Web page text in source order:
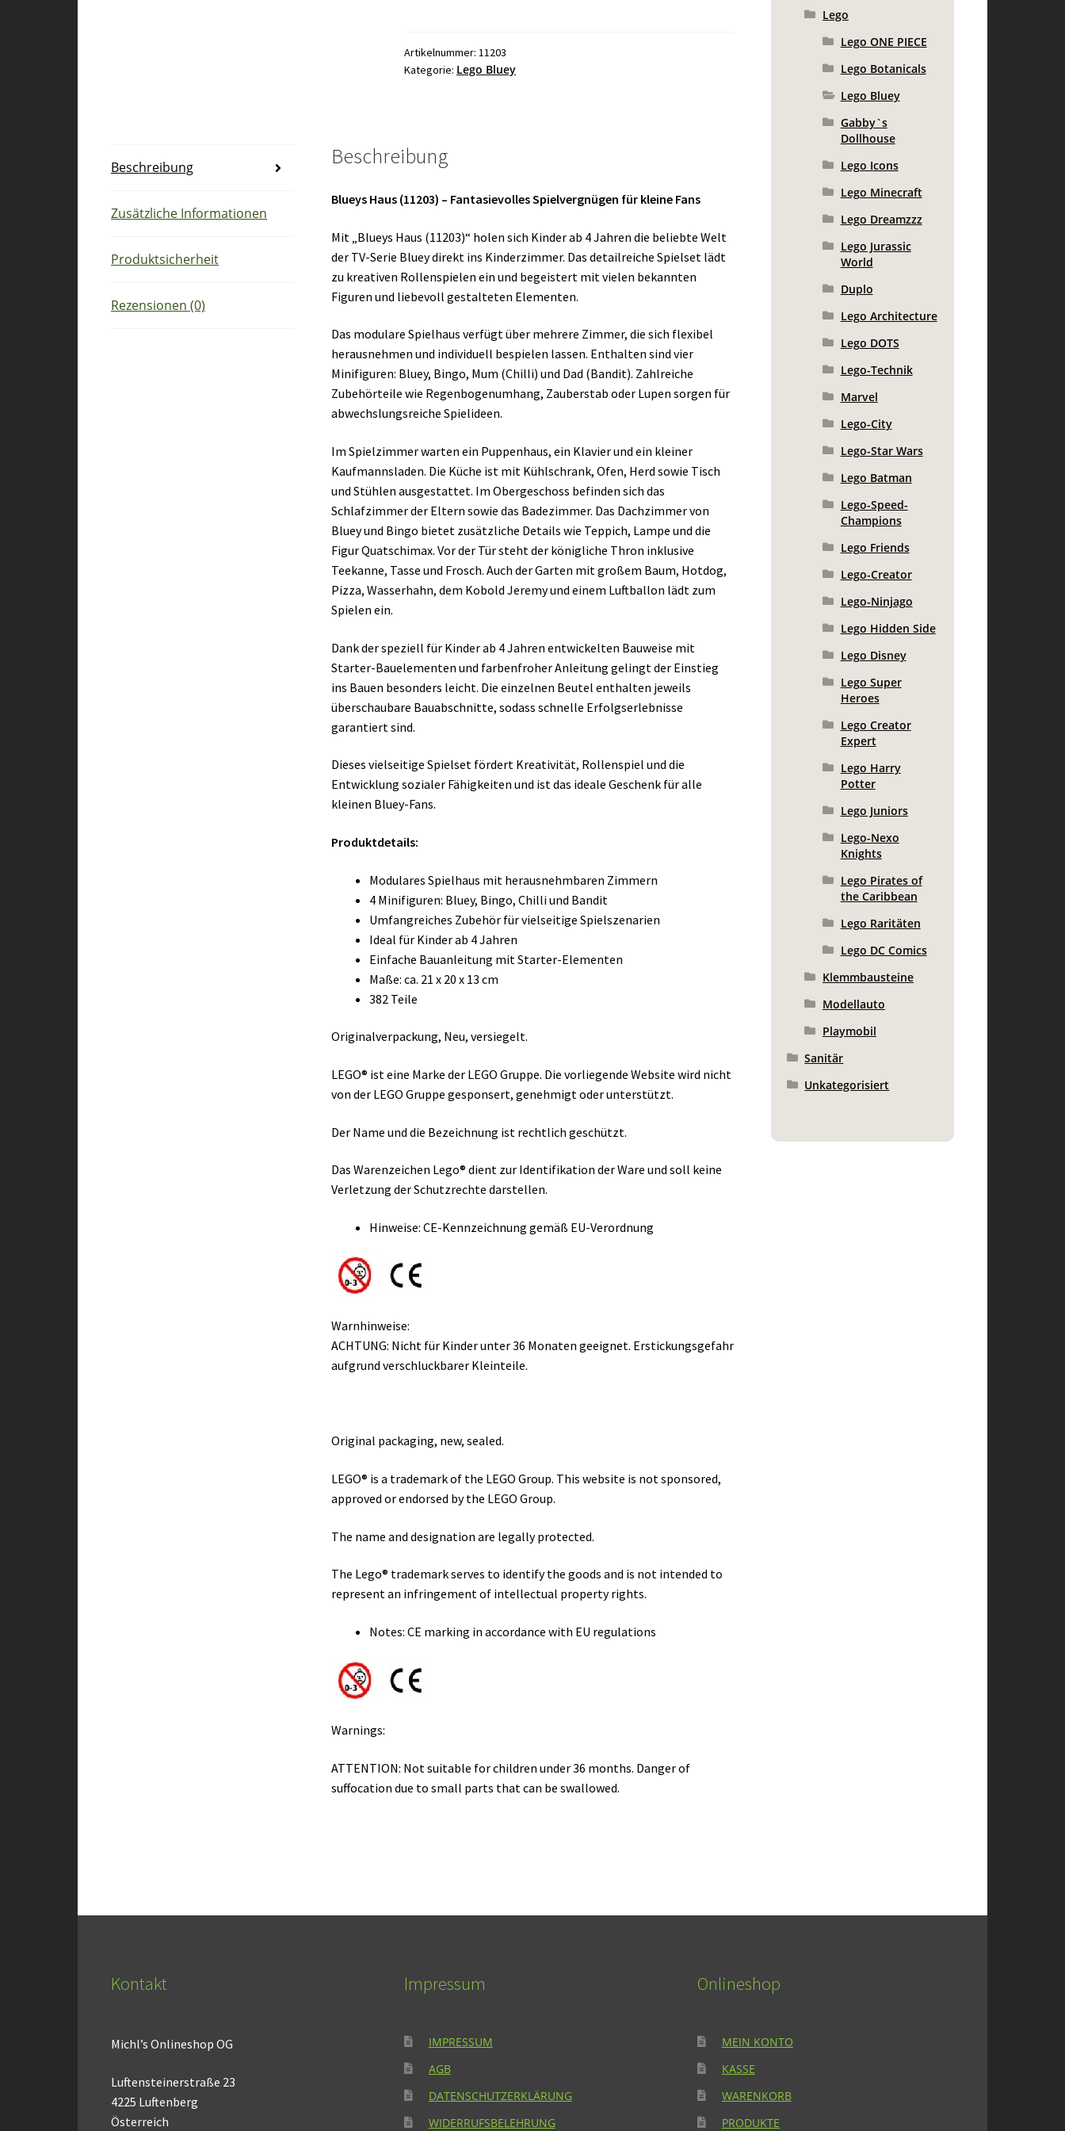
Haus
Menge
Artikelnummer: 11203
Kategorie: Lego Bluey
Beschreibung
Zusätzliche Informationen
Produktsicherheit
Rezensionen (0)
Beschreibung
Blueys Haus (11203) – Fantasievolles Spielvergnügen für kleine Fans
Mit „Blueys Haus (11203)“ holen sich Kinder ab 4 Jahren die beliebte Welt
der TV-Serie Bluey direkt ins Kinderzimmer. Das detailreiche Spielset lädt
zu kreativen Rollenspielen ein und begeistert mit vielen bekannten
Figuren und liebevoll gestalteten Elementen.
Das modulare Spielhaus verfügt über mehrere Zimmer, die sich flexibel
herausnehmen und individuell bespielen lassen. Enthalten sind vier
Minifiguren: Bluey, Bingo, Mum (Chilli) und Dad (Bandit). Zahlreiche
Zubehörteile wie Regenbogenumhang, Zauberstab oder Lupen sorgen für
abwechslungsreiche Spielideen.
Im Spielzimmer warten ein Puppenhaus, ein Klavier und ein kleiner
Kaufmannsladen. Die Küche ist mit Kühlschrank, Ofen, Herd sowie Tisch
und Stühlen ausgestattet. Im Obergeschoss befinden sich das
Schlafzimmer der Eltern sowie das Badezimmer. Das Dachzimmer von
Bluey und Bingo bietet zusätzliche Details wie Teppich, Lampe und die
Figur Quatschimax. Vor der Tür steht der königliche Thron inklusive
Teekanne, Tasse und Frosch. Auch der Garten mit großem Baum, Hotdog,
Pizza, Wasserhahn, dem Kobold Jeremy und einem Luftballon lädt zum
Spielen ein.
Dank der speziell für Kinder ab 4 Jahren entwickelten Bauweise mit
Starter-Bauelementen und farbenfroher Anleitung gelingt der Einstieg
ins Bauen besonders leicht. Die einzelnen Beutel enthalten jeweils
überschaubare Bauabschnitte, sodass schnelle Erfolgserlebnisse
garantiert sind.
Dieses vielseitige Spielset fördert Kreativität, Rollenspiel und die
Entwicklung sozialer Fähigkeiten und ist das ideale Geschenk für alle
kleinen Bluey-Fans.
Produktdetails:
Modulares Spielhaus mit herausnehmbaren Zimmern
4 Minifiguren: Bluey, Bingo, Chilli und Bandit
Umfangreiches Zubehör für vielseitige Spielszenarien
Ideal für Kinder ab 4 Jahren
Einfache Bauanleitung mit Starter-Elementen
Maße: ca. 21 x 20 x 13 cm
382 Teile
Originalverpackung, Neu, versiegelt.
LEGO® ist eine Marke der LEGO Gruppe. Die vorliegende Website wird nicht
von der LEGO Gruppe gesponsert, genehmigt oder unterstützt.
Der Name und die Bezeichnung ist rechtlich geschützt.
Das Warenzeichen Lego® dient zur Identifikation der Ware und soll keine
Verletzung der Schutzrechte darstellen.
Hinweise: CE-Kennzeichnung gemäß EU-Verordnung
Warnhinweise:
ACHTUNG: Nicht für Kinder unter 36 Monaten geeignet. Erstickungsgefahr
aufgrund verschluckbarer Kleinteile.
Original packaging, new, sealed.
LEGO® is a trademark of the LEGO Group. This website is not sponsored,
approved or endorsed by the LEGO Group.
The name and designation are legally protected.
The Lego® trademark serves to identify the goods and is not intended to
represent an infringement of intellectual property rights.
Notes: CE marking in accordance with EU regulations
Warnings:
ATTENTION: Not suitable for children under 36 months. Danger of
suffocation due to small parts that can be swallowed.
Lego
Lego ONE PIECE
Lego Botanicals
Lego Bluey
Gabby`s
Dollhouse
Lego Icons
Lego Minecraft
Lego Dreamzzz
Lego Jurassic
World
Duplo
Lego Architecture
Lego DOTS
Lego-Technik
Marvel
Lego-City
Lego-Star Wars
Lego Batman
Lego-Speed-
Champions
Lego Friends
Lego-Creator
Lego-Ninjago
Lego Hidden Side
Lego Disney
Lego Super
Heroes
Lego Creator
Expert
Lego Harry
Potter
Lego Juniors
Lego-Nexo
Knights
Lego Pirates of
the Caribbean
Lego Raritäten
Lego DC Comics
Klemmbausteine
Modellauto
Playmobil
Sanitär
Unkategorisiert
Kontakt
Michl’s Onlineshop OG
Luftensteinerstraße 23
4225 Luftenberg
Österreich
Impressum
IMPRESSUM
AGB
DATENSCHUTZERKLÄRUNG
WIDERRUFSBELEHRUNG
Onlineshop
MEIN KONTO
KASSE
WARENKORB
PRODUKTE